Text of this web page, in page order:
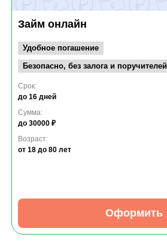
Займ онлайн
Удобное погашение
Безопасно, без залога и поручителей
Срок:
до 16 дней
Сумма:
до 30000 ₽
Возраст:
от 18 до 80 лет
Оформить